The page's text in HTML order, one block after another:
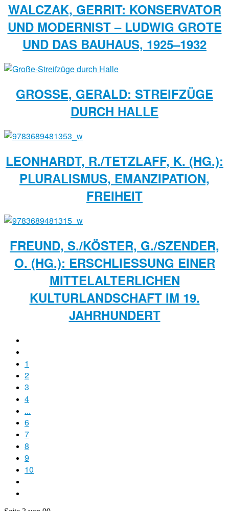
WALCZAK, GERRIT: KONSERVATOR
UND MODERNIST – LUDWIG GROTE
UND DAS BAUHAUS, 1925–1932
GROSSE, GERALD: STREIFZÜGE D
URCH HALLE
LEONHARDT, R./TETZLAFF, K. (HG.):
PLURALISMUS, EMANZIPATION,
FREIHEIT
FREUND, S./KÖSTER, G./SZENDER,
O. (HG.): ERSCHLIESSUNG EINER M
ITTELALTERLICHEN K
ULTURLANDSCHAFT IM 19. J
AHRHUNDERT
1
2
3
4
...
6
7
8
9
10